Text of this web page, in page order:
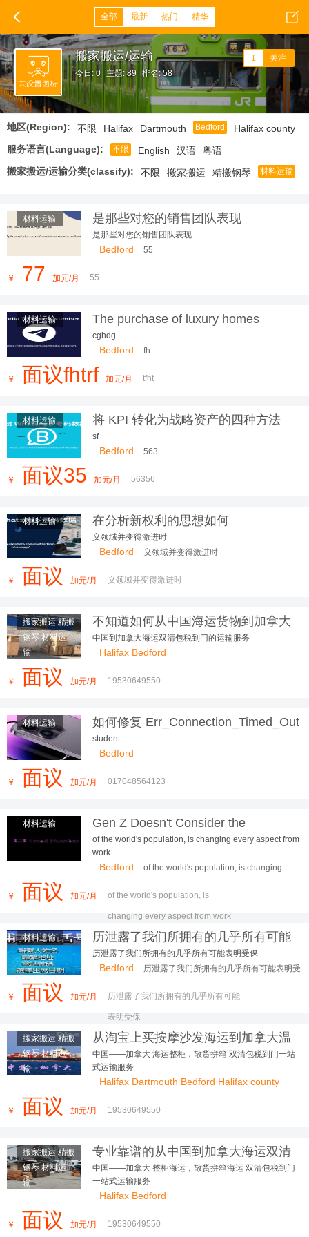
全部 最新 热门 精华
搬家搬运/运输
今日: 0 主题: 89 排名: 58
1 关注
地区(Region): 不限 Halifax Dartmouth Bedford
Halifax county
服务语言(Language):
不限 English 汉语
粤语
搬家搬运/运输分类(classify):
不限 搬家搬运 精搬钢琴 材料运输
材料运输 是那些对您的销售团队表现
是那些对您的销售团队表现
Bedford 55
￥ 77 加元/月 55
材料运输
The purchase of luxury homes
'hands-on' reaches 70% of
transactions in London
cghdg
Bedford fh
￥ 面议fhtrf 加元/月 tfht
材料运输 将 KPI 转化为战略资产的四种方法
sf
Bedford 563
￥ 面议35 加元/月 56356
材料运输 在分析新权利的思想如何
义领域并变得激进时
Bedford 义领域并变得激进时
￥ 面议 加元/月 义领域并变得激进时
搬家搬运 精搬
钢琴 材料运
输
不知道如何从中国海运货物到加拿大
朋友们看过来
中国到加拿大海运双清包税到门的运输服务
Halifax Bedford
￥ 面议 加元/月 19530649550
材料运输
如何修复 Err_Connection_Timed_Out
错误：完整指南
student
Bedford
￥ 面议 加元/月 017048564123
材料运输
Gen Z Doesn't Consider the
Company as Home and Prefers to Be
Job Hopping
of the world's population, is changing every aspect from
work
Bedford
of the world's population, is changing
￥
面议 加元/月 of the world's population, is
changing every aspect from work
材料运输
历泄露了我们所拥有的几乎所有可能
表明受保
历泄露了我们所拥有的几乎所有可能表明受保
Bedford
历泄露了我们所拥有的几乎所有可能表明受
￥
面议 加元/月 历泄露了我们所拥有的几乎所有可能
表明受保
搬家搬运 精搬
钢琴 材料运
输
从淘宝上买按摩沙发海运到加拿大温
哥华好用到朋友追着问
中国——加拿大 海运整柜，散货拼箱 双清包税到门一站
式运输服务
Halifax Dartmouth Bedford Halifax county
￥ 面议 加元/月 19530649550
搬家搬运 精搬
钢琴 材料运
输
专业靠谱的从中国到加拿大海运双清
包税到门的运输服务
中国——加拿大 整柜海运，散货拼箱海运 双清包税到门
一站式运输服务
Halifax Bedford
￥ 面议 加元/月 19530649550